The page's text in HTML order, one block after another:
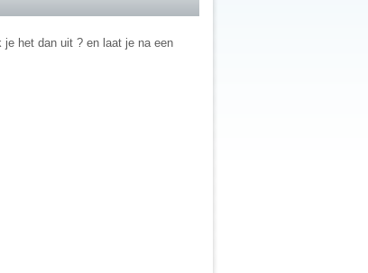
het dan uit ? en laat je na een